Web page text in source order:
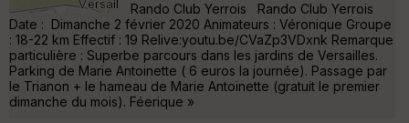
Rando Club Yerrois Rando Club Yerrois
Date : Dimanche 2 février 2020 Animateurs : Véronique Groupe
: 18-22 km Effectif : 19 Relive:youtu.be/CVaZp3VDxnk Remarque
particulière : Superbe parcours dans les jardins de Versailles.
Parking de Marie Antoinette ( 6 euros la journée). Passage par
le Trianon + le hameau de Marie Antoinette (gratuit le premier
dimanche du mois). Féerique »